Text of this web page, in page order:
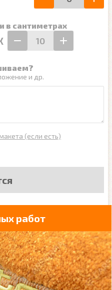
в сантиметрах
и др.
(если есть)
работ